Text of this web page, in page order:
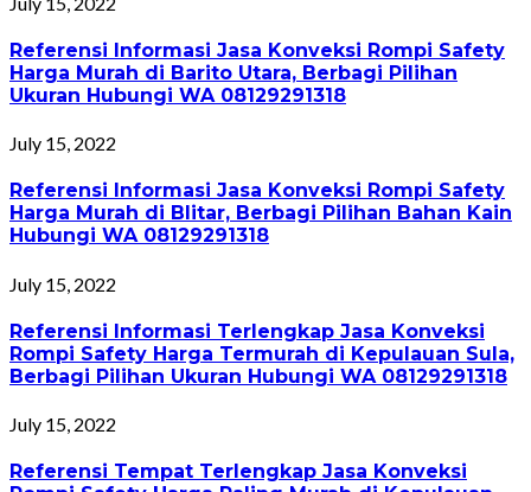
Referensi Informasi Jasa Konveksi Rompi Safety
Harga Murah di Barito Utara, Berbagi Pilihan
Ukuran Hubungi WA 08129291318
July 15, 2022
Referensi Informasi Jasa Konveksi Rompi Safety
Harga Murah di Blitar, Berbagi Pilihan Bahan Kain
Hubungi WA 08129291318
July 15, 2022
Referensi Informasi Terlengkap Jasa Konveksi
Rompi Safety Harga Termurah di Kepulauan Sula,
Berbagi Pilihan Ukuran Hubungi WA 08129291318
July 15, 2022
Referensi Tempat Terlengkap Jasa Konveksi